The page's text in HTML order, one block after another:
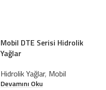
Mobil DTE Serisi Hidrolik
Yağlar
Hidrolik Yağlar, Mobil
Devamını Oku